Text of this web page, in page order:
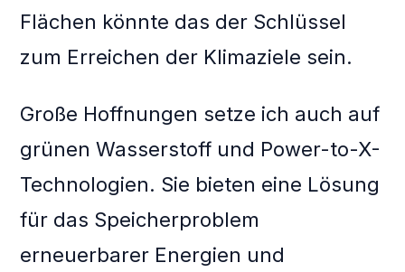
Flächen könnte das der Schlüssel
zum Erreichen der Klimaziele sein.
Große Hoffnungen setze ich auch auf
grünen Wasserstoff und Power-to-X-
Technologien. Sie bieten eine Lösung
für das Speicherproblem
erneuerbarer Energien und